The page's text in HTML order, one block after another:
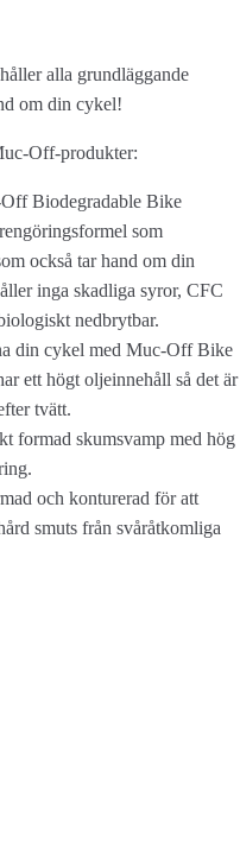
alla grundläggande
om din cykel!
Off-produkter:
Biodegradable Bike
som
också tar hand om din
inga skadliga syror, CFC
nedbrytbar.
din cykel med Muc-Off Bike
ett högt oljeinnehåll så det är
tvätt.
formad skumsvamp med hög
och konturerad för att
smuts från svåråtkomliga